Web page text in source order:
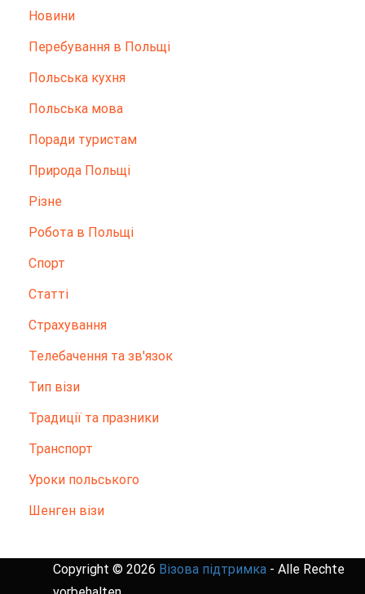
Новини
Перебування в Польщі
Польська кухня
Польська мова
Поради туристам
Природа Польщі
Різне
Робота в Польщі
Спорт
Статті
Страхування
Телебачення та зв'язок
Тип візи
Традиції та празники
Транспорт
Уроки польського
Шенген візи
Copyright © 2026 Візова підтримка - Alle Rechte